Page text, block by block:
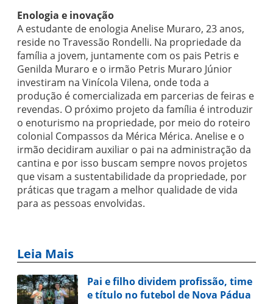
Enologia e inovação
A estudante de enologia Anelise Muraro, 23 anos,
reside no Travessão Rondelli. Na propriedade da
família a jovem, juntamente com os pais Petris e
Genilda Muraro e o irmão Petris Muraro Júnior
investiram na Vinícola Vilena, onde toda a
produção é comercializada em parcerias de feiras e
revendas. O próximo projeto da família é introduzir
o enoturismo na propriedade, por meio do roteiro
colonial Compassos da Mérica Mérica. Anelise e o
irmão decidiram auxiliar o pai na administração da
cantina e por isso buscam sempre novos projetos
que visam a sustentabilidade da propriedade, por
práticas que tragam a melhor qualidade de vida
para as pessoas envolvidas.
Leia Mais
Pai e filho dividem profissão, time
e título no futebol de Nova Pádua